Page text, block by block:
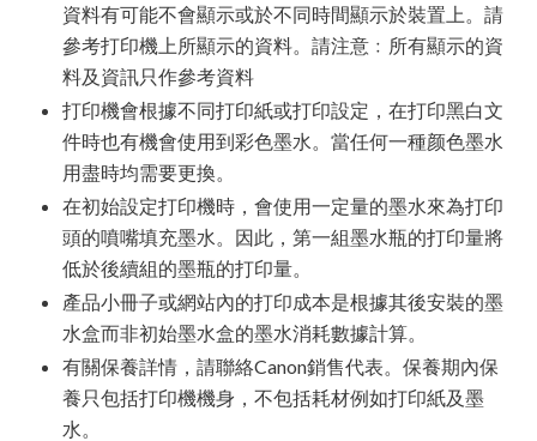
資料有可能不會顯示或於不同時間顯示於裝置上。請
參考打印機上所顯示的資料。請注意﹕所有顯示的資
料及資訊只作參考資料
打印機會根據不同打印紙或打印設定，在打印黑白文
件時也有機會使用到彩色墨水。當任何一種颜色墨水
用盡時均需要更換。
在初始設定打印機時，會使用一定量的墨水來為打印
頭的噴嘴填充墨水。因此，第一組墨水瓶的打印量將
低於後續組的墨瓶的打印量。
產品小冊子或網站內的打印成本是根據其後安裝的墨
水盒而非初始墨水盒的墨水消耗數據計算。
有關保養詳情，請聯絡Canon銷售代表。保養期內保
養只包括打印機機身，不包括耗材例如打印紙及墨
水。